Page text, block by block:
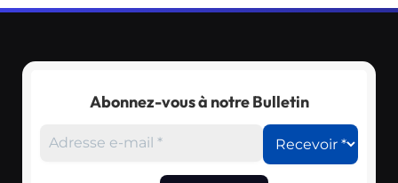
Abonnez-vous à notre Bulletin